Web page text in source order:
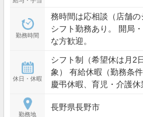
勤務時間
務時間は応相談（店舗
シフト勤務あり。 開局
な方歓迎。
休日・休暇
シフト制（希望休は月2
象） 有給休暇（勤務条
慶弔休暇、育児・介護休
勤務地
長野県長野市